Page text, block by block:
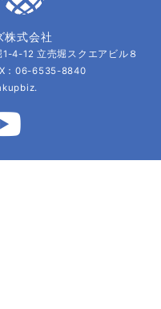
株式会社
4-12 立売堀スクエアビル８
：06-6535-8840